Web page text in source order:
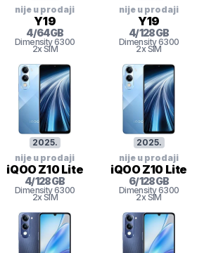
nije u prodaji
Y19
4/64GB
Dimensity 6300
2x SIM
nije u prodaji
Y19
4/128GB
Dimensity 6300
2x SIM
2025.
nije u prodaji
iQOO Z10 Lite
4/128GB
Dimensity 6300
2x SIM
2025.
nije u prodaji
iQOO Z10 Lite
6/128GB
Dimensity 6300
2x SIM